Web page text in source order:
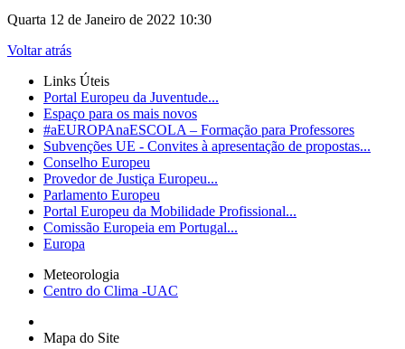
Quarta 12 de Janeiro de 2022 10:30
Voltar atrás
Links Úteis
Portal Europeu da Juventude...
Espaço para os mais novos
#aEUROPAnaESCOLA – Formação para Professores
Subvenções UE - Convites à apresentação de propostas...
Conselho Europeu
Provedor de Justiça Europeu...
Parlamento Europeu
Portal Europeu da Mobilidade Profissional...
Comissão Europeia em Portugal...
Europa
Meteorologia
Centro do Clima -UAC
Mapa do Site